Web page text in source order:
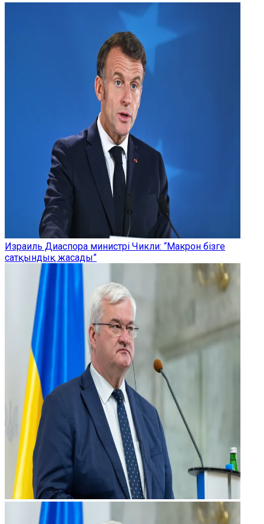
Израиль Диаспора министрі Чикли: “Макрон бізге
сатқындық жасады”